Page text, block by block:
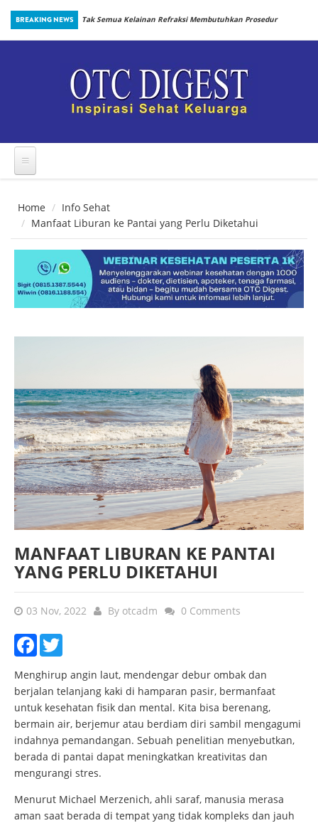
Skip to main content
BREAKING NEWS
Sejak
Tak Semua Kelainan Refraksi Membutuhkan Prosedur
Home
Info Sehat
Manfaat Liburan ke Pantai yang Perlu Diketahui
MANFAAT LIBURAN KE PANTAI
YANG PERLU DIKETAHUI
03 Nov, 2022 By otcadm 0 Comments
Facebook
Menghirup angin laut, mendengar debur ombak dan
berjalan telanjang kaki di hamparan pasir, bermanfaat
untuk kesehatan fisik dan mental. Kita bisa berenang,
bermain air, berjemur atau berdiam diri sambil mengagumi
indahnya pemandangan. Sebuah penelitian menyebutkan,
berada di pantai dapat meningkatkan kreativitas dan
mengurangi stres.
Menurut Michael Merzenich, ahli saraf, manusia merasa
aman saat berada di tempat yang tidak kompleks dan jauh